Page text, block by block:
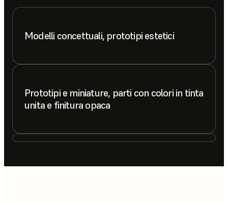
Modelli concettuali, prototipi estetici
Prototipi e miniature, parti con colori in tinta
unita e finitura opaca